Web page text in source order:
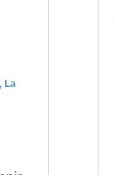
, La